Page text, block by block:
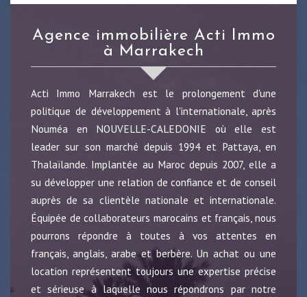
Agence immobilière Acti Immo
à Marrakech
Acti Immo Marrakech est le prolongement d'une
politique de développement à l'internationale, après
Nouméa en NOUVELLE-CALEDONIE où elle est
leader sur son marché depuis 1994 et Pattaya, en
Thalaïlande. Implantée au Maroc depuis 2007, elle a
su développer une relation de confiance et de conseil
auprès de sa clientèle nationale et internationale.
Équipée de collaborateurs marocains et français, nous
pourrons répondre à toutes à vos attentes en
français, anglais, arabe et berbère. Un achat ou une
location représentent toujours une expertise précise
et sérieuse à laquelle nous répondrons par notre